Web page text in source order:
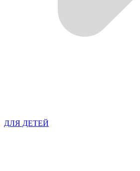
ДЛЯ ДЕТЕЙ